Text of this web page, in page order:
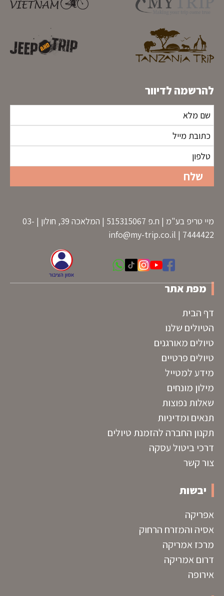
להרשמה לדיוור
מיי טריפ בע"מ | ח.פ 515315067 | המלאכה 39, חולון | 03-
7444422 |
info@my-trip.co.il
מפת אתר
דף הבית
הטיולים שלנו
טיולים מאורגנים
טיולים פרטיים
מידע למטייל
מילון מונחים
שאלות נפוצות
תנאים ומדיניות
תקנון החברה להזמנת טיולים
דרכי ביטול עסקה
צור קשר
יבשות
אפריקה
אסיה והמזרח הרחוק
מרכז אמריקה
דרום אמריקה
אירופה